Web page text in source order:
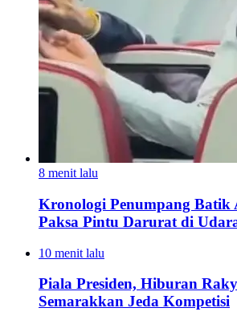
8 menit lalu
Kronologi Penumpang Batik
Paksa Pintu Darurat di
10 menit lalu
Piala Presiden, Hiburan
Semarakkan Jeda Kompetisi